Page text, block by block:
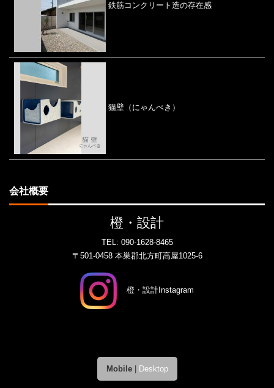
鉄筋コンクリート造の存在感
猫壁（にゃんぺき）
会社概要
橙・設計
TEL: 090-1628-8465
〒501-0458 本巣郡北方町高屋1025-6
橙・設計Instagram
Mobile| Desktop